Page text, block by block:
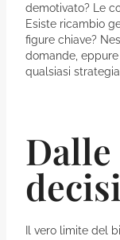
demotivato? Le
Esiste ricambio
figure chiave?
domande,
qualsiasi
Il vero limite del